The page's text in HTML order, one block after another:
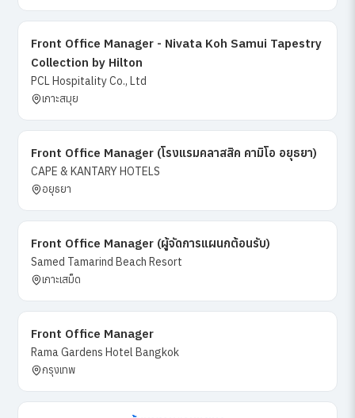
Front Office Manager - Nivata Koh Samui Tapestry
Collection by Hilton
PCL Hospitality Co., Ltd
เกาะสมุย
Front Office Manager (โรงแรมคลาสสิค คามิโอ อยุธยา)
CAPE & KANTARY HOTELS
อยุธยา
Front Office Manager (ผู้จัดการแผนกต้อนรับ)
Samed Tamarind Beach Resort
เกาะเสม็ด
Front Office Manager
Rama Gardens Hotel Bangkok
กรุงเทพ